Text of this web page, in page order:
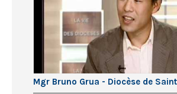
Mgr Bruno Grua - Diocèse de